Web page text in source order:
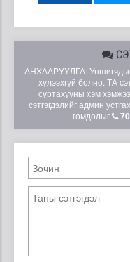
АНХААРУУЛГА: Уншигчдын
хүлээхгүй болно. ТА
суртахууны хэм
сэтгэгдэлийг админ
гомдолыг